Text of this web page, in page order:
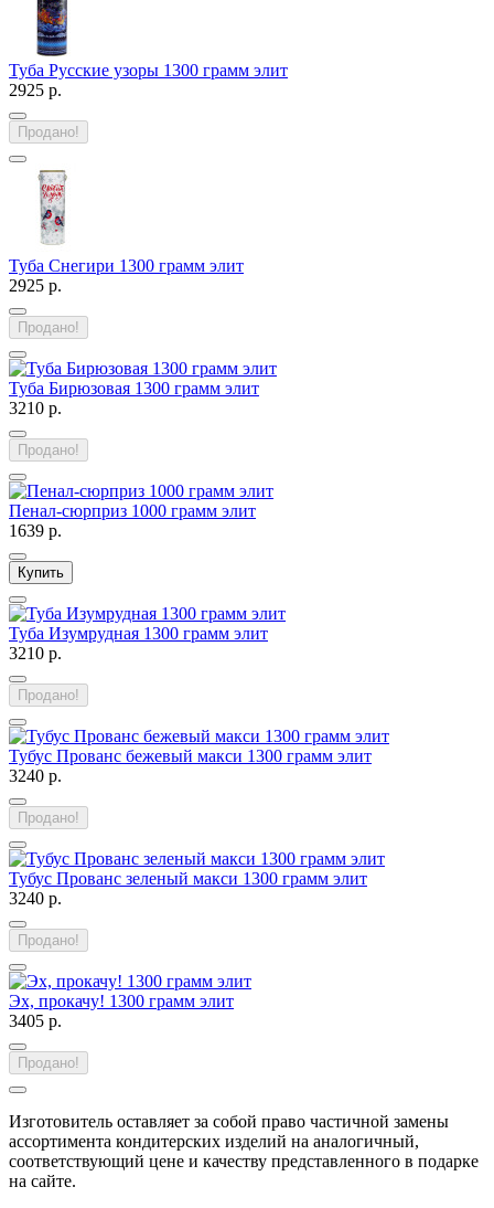
Туба Русские узоры 1300 грамм элит
2925 р.
Продано!
Туба Снегири 1300 грамм элит
2925 р.
Продано!
Туба Бирюзовая 1300 грамм элит
3210 р.
Продано!
Пенал-сюрприз 1000 грамм элит
1639 р.
Купить
Туба Изумрудная 1300 грамм элит
3210 р.
Продано!
Тубус Прованс бежевый макси 1300 грамм элит
3240 р.
Продано!
Тубус Прованс зеленый макси 1300 грамм элит
3240 р.
Продано!
Эх, прокачу! 1300 грамм элит
3405 р.
Продано!
Изготовитель оставляет за собой право частичной замены
ассортимента кондитерских изделий на аналогичный,
соответствующий цене и качеству представленного в подарке
на сайте.